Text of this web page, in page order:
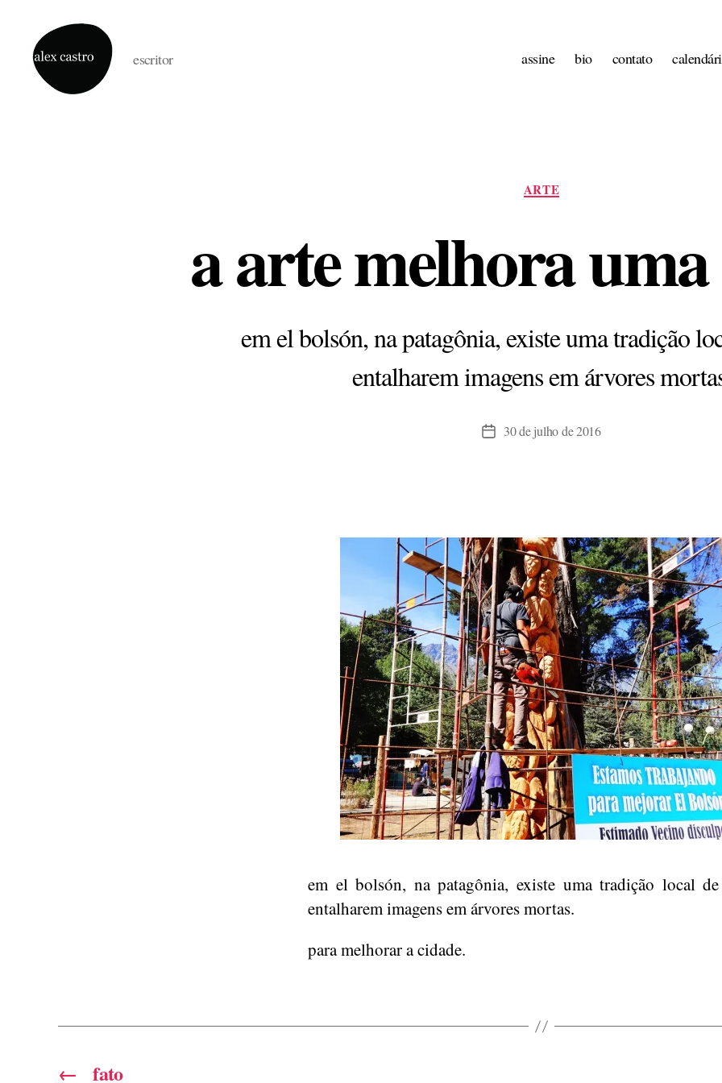
escritor assine bio contato
Categorias
ARTE
a arte melhora
em el bolsón, na patagônia, existe uma tradição
entalharem imagens em árvores
Data30 de julho de 2016
em el bolsón, na patagônia, existe uma tradição local
entalharem imagens em árvores mortas.
para melhorar a cidade.
← fato